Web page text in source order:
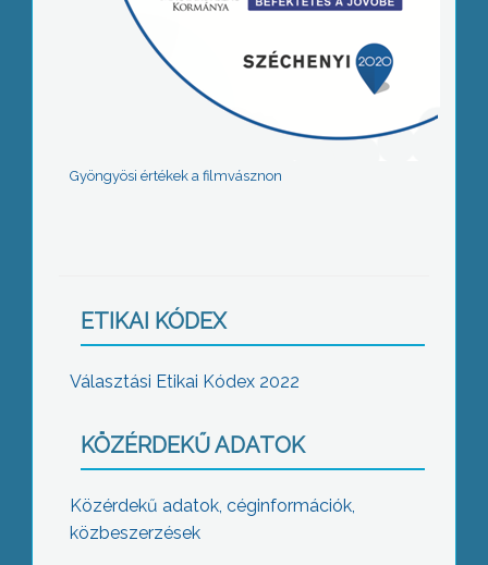
Gyöngyösi értékek a filmvásznon
ETIKAI KÓDEX
Választási Etikai Kódex 2022
KÖZÉRDEKŰ ADATOK
Közérdekű adatok, céginformációk,
közbeszerzések